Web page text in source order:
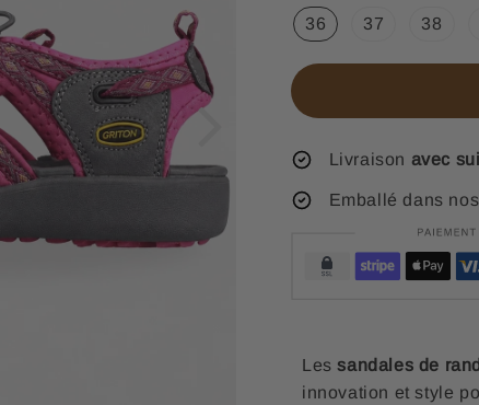
36 37 38
Livraison avec
Emballé dans
Lessandales de
innovation et style